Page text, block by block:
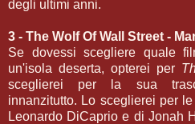
degli ultimi anni.
3 - The Wolf Of Wall Street -
Se dovessi scegliere quale
un'isola deserta, opterei per
sceglierei per la sua
innanzitutto. Lo sceglierei per
Leonardo DiCaprio e di Jonah